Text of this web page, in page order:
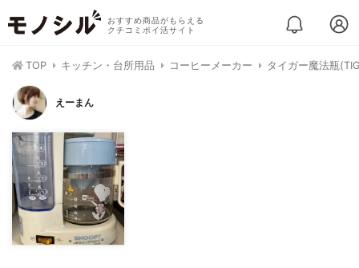
おすすめ商品がもらえる
クチコミポイ活サイト
TOP キッチン・台所用品 コーヒーメーカー タイガー魔法瓶
えーまん